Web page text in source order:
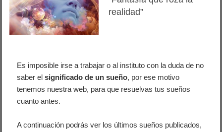
realidad”
Es imposible irse a trabajar o al instituto con la duda de no
saber elsignificado de un sueño, por ese motivo
tenemos nuestra web, para que resuelvas tus sueños
cuanto antes.
A continuación podrás ver los últimos sueños publicados,